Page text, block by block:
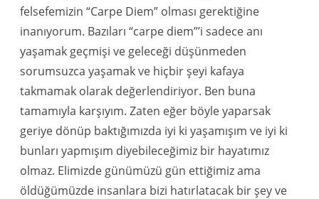
felsefemizin “Carpe Diem” olması gerektiğine
inanıyorum. Bazıları “carpe diem”’i sadece anı
yaşamak geçmişi ve geleceği düşünmeden
sorumsuzca yaşamak ve hiçbir şeyi kafaya
takmamak olarak değerlendiriyor. Ben buna
tamamıyla karşıyım. Zaten eğer böyle yaparsak
geriye dönüp baktığımızda iyi ki yaşamışım ve iyi ki
bunları yapmışım diyebileceğimiz bir hayatımız
olmaz. Elimizde günümüzü gün ettiğimiz ama
öldüğümüzde insanlara bizi hatırlatacak bir şey ve